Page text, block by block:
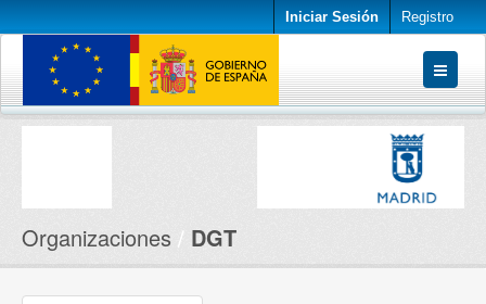
Iniciar Sesión Registro
Conjuntos de datos
Organizaciones DGT